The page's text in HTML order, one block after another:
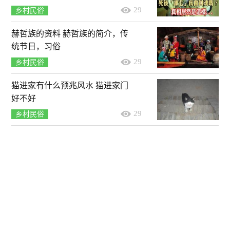
乡村民俗 29
赫哲族的资料 赫哲族的简介，传
统节日，习俗
乡村民俗 29
猫进家有什么预兆风水 猫进家门
好不好
乡村民俗 29